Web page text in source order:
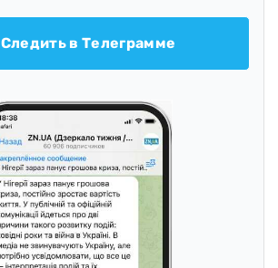
Следить в Телеграмме